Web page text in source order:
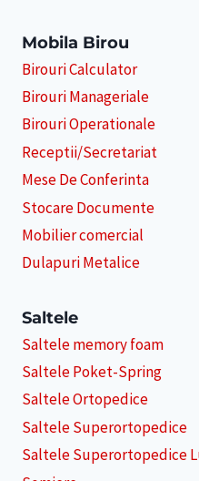
Mobila Birou
Birouri Calculator
Birouri Manageriale
Birouri Operationale
Receptii/Secretariat
Mese De Conferinta
Stocare Documente
Mobilier comercial
Dulapuri Metalice
Saltele
Saltele memory foam
Saltele Poket-Spring
Saltele Ortopedice
Saltele Superortopedice
Saltele Superortopedice